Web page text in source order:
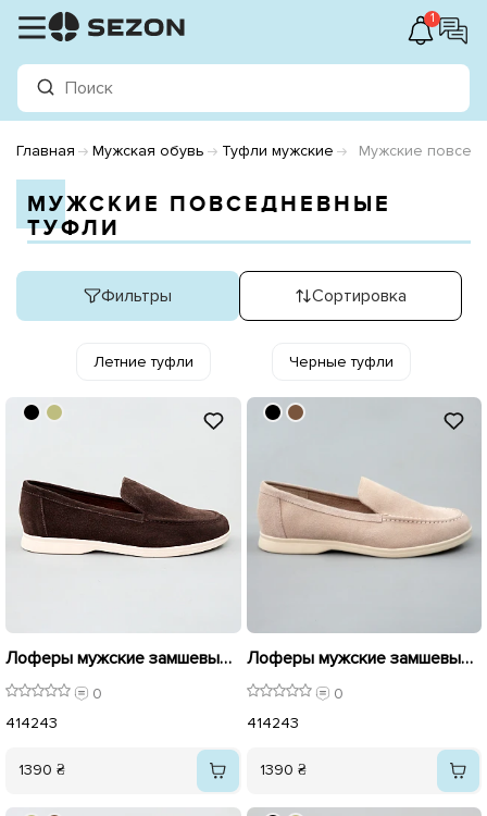
1
Главная Мужская обувь Туфли мужские Мужские
МУЖСКИЕ ПОВСЕДНЕВНЫЕ
ТУФЛИ
Фильтры Сортировка
Летние туфли Черные туфли
Лоферы мужские замшевые 596174 коричневые
0
414243
1390 ₴
Лоферы мужские замшевые 596175 Бежевые
0
414243
1390 ₴